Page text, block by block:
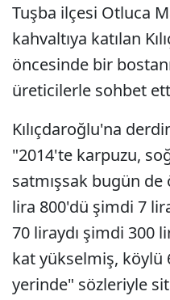
Tuşba ilçesi Otluca
kahvaltıya katılan
öncesinde bir
üreticilerle sohbet
Kılıçdaroğlu'na
"2014'te karpuzu,
satmışsak bugün
lira 800'dü şimdi 7
70 liraydı şimdi 300
kat yükselmiş, köylü
yerinde" sözleriyle